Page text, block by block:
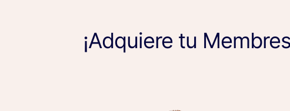
¡Adquiere tu